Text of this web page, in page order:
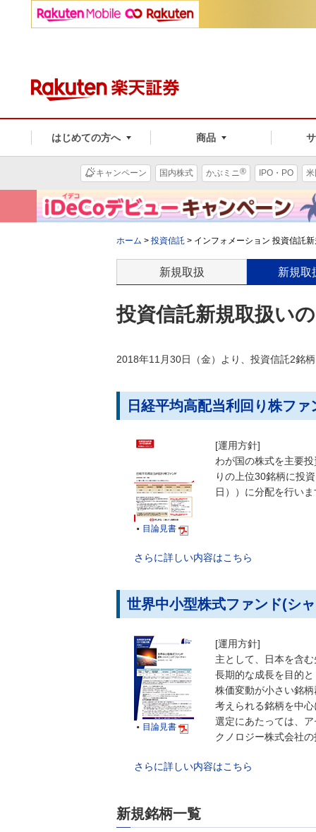
はじめての方へ 商品
キャンペーン 国内株式 かぶミニ® IPO・PO
ホーム > 投資信託 > インフォメーション 投資信託
新規取扱 新規取
投資信託新規取扱い
2018年11月30日（金）より、投資信託2銘
日経平均高配当利回り株ファ
 目論見書
[運用方針]
わが国の株式を主要
りの上位30銘柄に投
日））に分配を行い
さらに詳しい内容はこちら
世界中小型株式ファンド(シ
 目論見書
[運用方針]
主として、日本を含
長期的な成長を目的
株価変動が小さい銘
考えられる銘柄を中
選定にあたっては、
クノロジー株式会社
さらに詳しい内容はこちら
新規銘柄一覧